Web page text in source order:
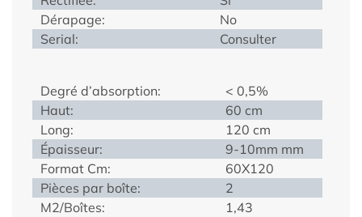
Dérapage:
No
Serial:
Consulter
Degré d’absorption:
< 0,5%
Haut:
60 cm
Long:
120 cm
Épaisseur:
9-10mm mm
Format Cm:
60X120
Pièces par boîte:
2
M2/Boîtes:
1,43